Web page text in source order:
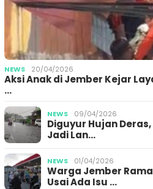
NEWS 20/04/2026
Aksi Anak di Jember Kejar
…
NEWS 09/04/2026
Diguyur Hujan
Jadi Lan…
NEWS 01/04/2026
Warga Jember
Usai Ada Isu …